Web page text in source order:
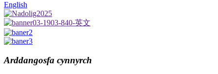
English
Arddangosfa cynnyrch